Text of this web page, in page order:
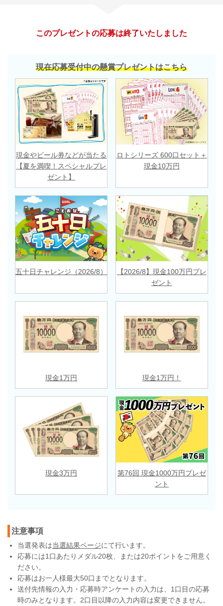
このプレゼントの応募は終了いたしました
現在応募受付中の懸賞プレゼントはこちら
現金やビール券などが当たる
【夏を満喫！スペシャルプレ
ゼント】
ロトシリーズ 600口セット＋
現金10万円
五十日チャレンジ（2026/8）
【2026/8】現金100万円プレ
ゼント
現金1万円 現金1万円！
現金3万円
第76回 現金1000万円プレゼ
ント
注意事項
当選発表は当選結果ページにて行います。
応募には1口あたりメダル20枚、または20ポイントをご用意く
ださい。
応募はお一人様最大50口までとなります。
送付先情報の入力・応募時アンケートの入力は、1口目の応募
時のみとなります。2口目以降の入力内容は変更できません。